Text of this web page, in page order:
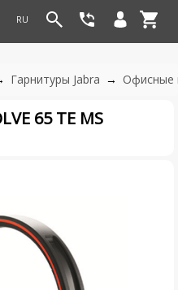
Гарнитуры Jabra Офисные
65 TE MS